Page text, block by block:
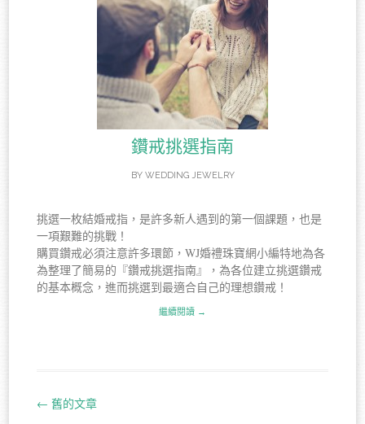
鑽戒挑選指南
BY WEDDING JEWELRY
挑選一枚結婚戒指，是許多新人遇到的第一個課題，也是
一項艱難的挑戰！
購買鑽戒必須注意許多環節，WJ婚禮珠寶網小編特地為各
為整理了簡易的『鑽戒挑選指南』，為各位建立挑選鑽戒
的基本概念，進而挑選到最適合自己的理想鑽戒！
繼續閱讀 →
← 舊的文章